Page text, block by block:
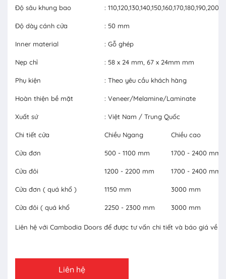
Độ sâu khung bao :
Độ dày cánh cửa : 50 mm
Inner material : Gỗ ghép
Nẹp chỉ : 58 x 24 mm, 67 x 24mm mm
Phụ kiện : Theo yêu cầu khách hàng
Hoàn thiện bề mặt : Veneer/Melamine/Laminate
Xuất sứ : Việt Nam / Trung Quốc
Chi tiết cửa Chiều Ngang Chiều cao
Cửa đơn 500 - 1100 mm 1700 - 2400 mm
Cửa đôi 1200 - 2200 mm 1700 - 2400 mm
Cửa đơn ( quá khổ ) 1150 mm 3000 mm
Cửa đôi ( quá khổ 2250 - 2300 mm 3000 mm
Liên hệ với Cambodia Doors để được tư vấn chi tiết và báo giá về
Liên hệ